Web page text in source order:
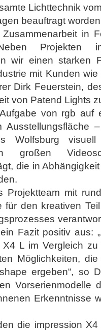
Lichttechnik
beauftragt
in
Projekten
wir einen starken
mit Kunden
Dirk Feuerstein,
von Patend Lights
von rgb auf
Wolfsburg
großen
die in
Projektteam mit
für den kreativen
Fazit positiv aus:
L im Vergleich
Möglichkeiten,
ergeben“, so
Vorserienmodelle
Erkenntnisse
die impression